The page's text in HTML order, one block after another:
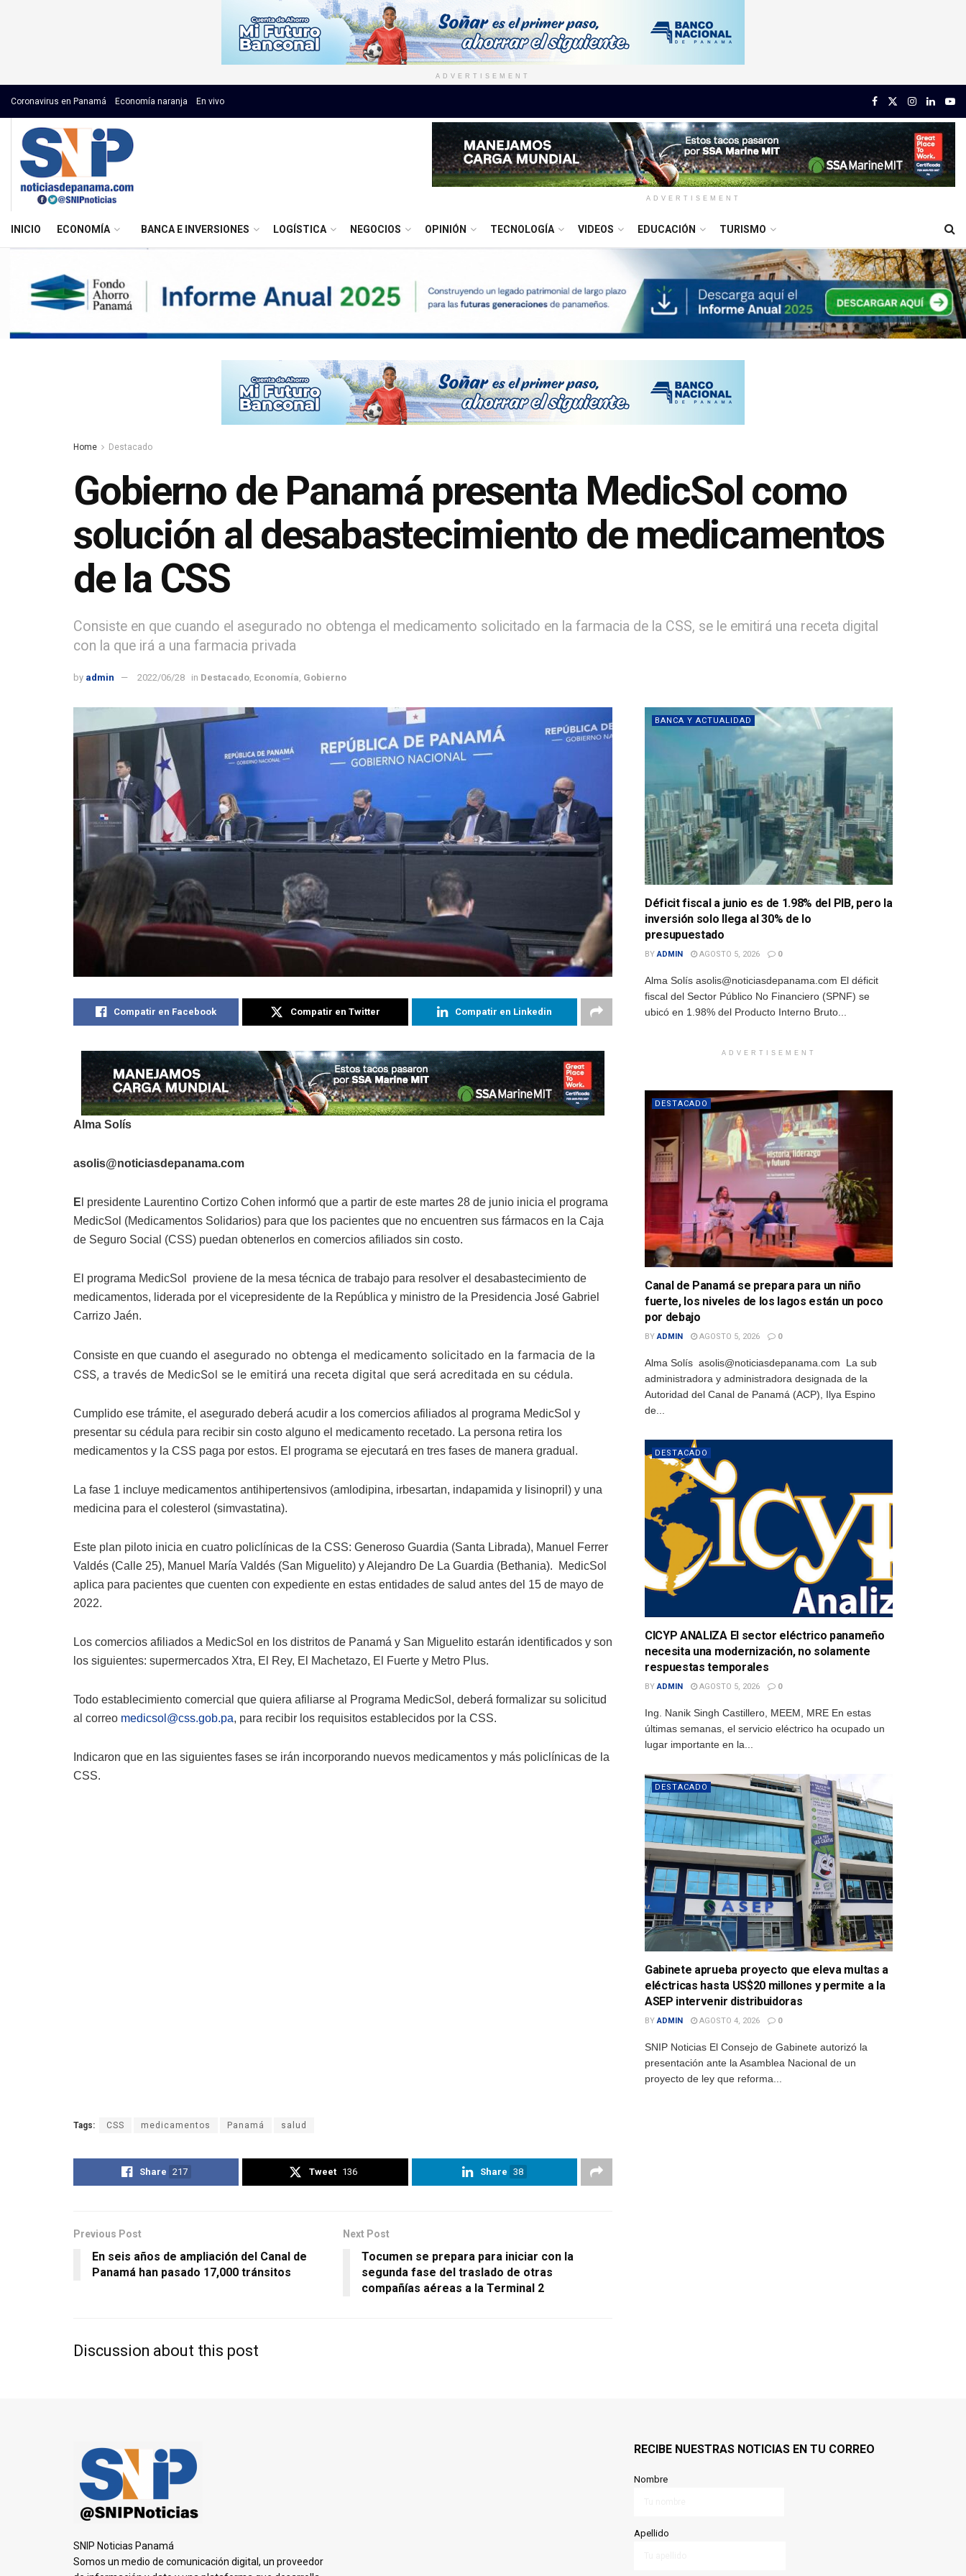
ADVERTISEMENT
Coronavirus en Panamá Economía naranja En vivo
ADVERTISEMENT
INICIO ECONOMÍA BANCA E INVERSIONES LOGÍSTICA NEGOCIOS OPINIÓN TECNOLOGÍA VIDEOS EDUCACIÓN TURISMO
Home Destacado
Gobierno de Panamá presenta MedicSol como
solución al desabastecimiento de medicamentos
de la CSS
Consiste en que cuando el asegurado no obtenga el medicamento solicitado en la farmacia de la CSS, se le emitirá una receta digital
con la que irá a una farmacia privada
by admin 2022/06/28 in Destacado Economía Gobierno
Compatir en Facebook Compatir en Twitter Compatir en Linkedin
Alma Solís
asolis@noticiasdepanama.com
E l presidente Laurentino Cortizo Cohen informó que a partir de este martes 28 de junio inicia el programa
MedicSol (Medicamentos Solidarios) para que los pacientes que no encuentren sus fármacos en la Caja
de Seguro Social (CSS) puedan obtenerlos en comercios afiliados sin costo.
El programa MedicSol proviene de la mesa técnica de trabajo para resolver el desabastecimiento de
medicamentos, liderada por el vicepresidente de la República y ministro de la Presidencia José Gabriel
Carrizo Jaén.
Consiste en que cuando el asegurado no obtenga el medicamento solicitado en la farmacia de la
CSS, a través de MedicSol se le emitirá una receta digital que será acreditada en su cédula.
Cumplido ese trámite, el asegurado deberá acudir a los comercios afiliados al programa MedicSol y
presentar su cédula para recibir sin costo alguno el medicamento recetado. La persona retira los
medicamentos y la CSS paga por estos. El programa se ejecutará en tres fases de manera gradual.
La fase 1 incluye medicamentos antihipertensivos (amlodipina, irbesartan, indapamida y lisinopril) y una
medicina para el colesterol (simvastatina).
Este plan piloto inicia en cuatro policlínicas de la CSS: Generoso Guardia (Santa Librada), Manuel Ferrer
Valdés (Calle 25), Manuel María Valdés (San Miguelito) y Alejandro De La Guardia (Bethania). MedicSol
aplica para pacientes que cuenten con expediente en estas entidades de salud antes del 15 de mayo de
2022.
Los comercios afiliados a MedicSol en los distritos de Panamá y San Miguelito estarán identificados y son
los siguientes: supermercados Xtra, El Rey, El Machetazo, El Fuerte y Metro Plus.
Todo establecimiento comercial que quiera afiliarse al Programa MedicSol, deberá formalizar su solicitud
al correo medicsol@css.gob.pa, para recibir los requisitos establecidos por la CSS.
Indicaron que en las siguientes fases se irán incorporando nuevos medicamentos y más policlínicas de la
CSS.
Tags: CSS medicamentos Panamá salud
Share 217 Tweet 136 Share 38
Previous Post
En seis años de ampliación del Canal de
Panamá han pasado 17,000 tránsitos
Next Post
Tocumen se prepara para iniciar con la
segunda fase del traslado de otras
compañías aéreas a la Terminal 2
Discussion about this post
BANCA Y ACTUALIDAD
Déficit fiscal a junio es de 1.98% del PIB, pero la
inversión solo llega al 30% de lo
presupuestado
BY ADMIN AGOSTO 5, 2026 0
Alma Solís asolis@noticiasdepanama.com El déficit
fiscal del Sector Público No Financiero (SPNF) se
ubicó en 1.98% del Producto Interno Bruto...
ADVERTISEMENT
DESTACADO
Canal de Panamá se prepara para un niño
fuerte, los niveles de los lagos están un poco
por debajo
BY ADMIN AGOSTO 5, 2026 0
Alma Solís asolis@noticiasdepanama.com La sub
administradora y administradora designada de la
Autoridad del Canal de Panamá (ACP), Ilya Espino
de...
DESTACADO
CICYP ANALIZA El sector eléctrico panameño
necesita una modernización, no solamente
respuestas temporales
BY ADMIN AGOSTO 5, 2026 0
Ing. Nanik Singh Castillero, MEEM, MRE En estas
últimas semanas, el servicio eléctrico ha ocupado un
lugar importante en la...
DESTACADO
Gabinete aprueba proyecto que eleva multas a
eléctricas hasta US$20 millones y permite a la
ASEP intervenir distribuidoras
BY ADMIN AGOSTO 4, 2026 0
SNIP Noticias El Consejo de Gabinete autorizó la
presentación ante la Asamblea Nacional de un
proyecto de ley que reforma...
SNIP Noticias Panamá
Somos un medio de comunicación digital, un proveedor
RECIBE NUESTRAS NOTICIAS EN TU CORREO
Nombre
Apellido